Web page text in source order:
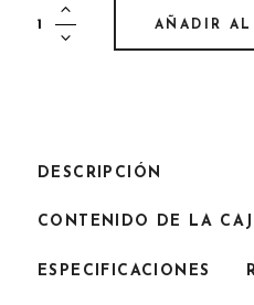
Iridium
9575
AÑADIR AL
DESCRIPCIÓN
CONTENIDO DE LA
ESPECIFICACIONES